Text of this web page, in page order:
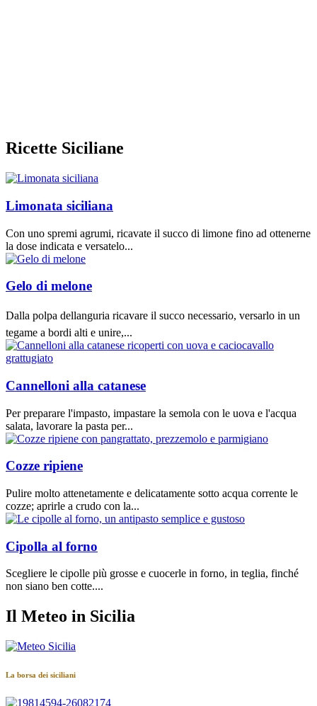
Ricette Siciliane
Limonata siciliana
Con uno spremi agrumi, ricavate il succo di limone fino ad ottenerne
la dose indicata e versatelo...
Gelo di melone
Dalla polpa dellanguria ricavare il succo necessario, versarlo in un
tegame a bordi alti e unire,...
Cannelloni alla catanese
Per preparare l'impasto, impastare la semola con le uova e l'acqua
salata, lavorare la pasta per...
Cozze ripiene
Pulire molto attenetamente e delicatamente sotto acqua corrente le
cozze; aprirle a crudo con la...
Cipolla al forno
Scegliere le cipolle più grosse e cuocerle in forno, in teglia, finché
non siano ben cotte....
Il Meteo in Sicilia
La borsa dei siciliani